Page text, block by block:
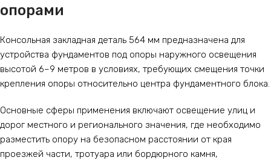
опорами
Консольная закладная деталь 564 мм предназначена для
устройства фундаментов под опоры наружного освещения
высотой 6–9 метров в условиях, требующих смещения точки
крепления опоры относительно центра фундаментного блока.
Основные сферы применения включают освещение улиц и
дорог местного и регионального значения, где необходимо
разместить опору на безопасном расстоянии от края
проезжей части, тротуара или бордюрного камня,